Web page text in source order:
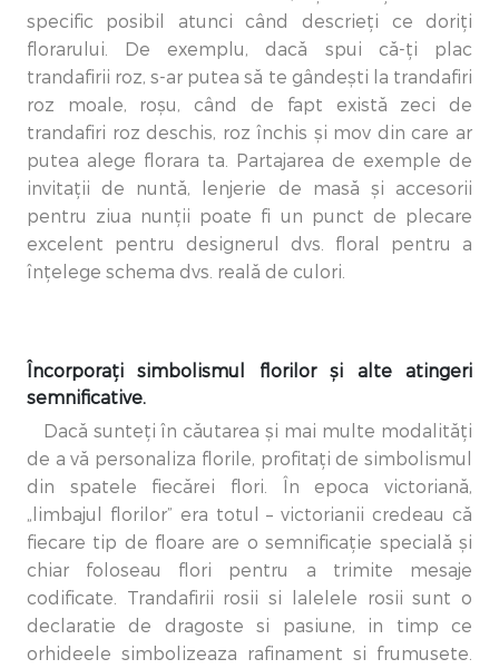
specific posibil atunci când descrieți ce doriți
florarului. De exemplu, dacă spui că-ți plac
trandafirii roz, s-ar putea să te gândești la trandafiri
roz moale, roșu, când de fapt există zeci de
trandafiri roz deschis, roz închis și mov din care ar
putea alege florara ta. Partajarea de exemple de
invitații de nuntă, lenjerie de masă și accesorii
pentru ziua nunții poate fi un punct de plecare
excelent pentru designerul dvs. floral pentru a
înțelege schema dvs. reală de culori.
Încorporați simbolismul florilor și alte atingeri
semnificative.
Dacă sunteți în căutarea și mai multe modalități
de a vă personaliza florile, profitați de simbolismul
din spatele fiecărei flori. În epoca victoriană,
„limbajul florilor” era totul – victorianii credeau că
fiecare tip de floare are o semnificație specială și
chiar foloseau flori pentru a trimite mesaje
codificate. Trandafirii rosii si lalelele rosii sunt o
declaratie de dragoste si pasiune, in timp ce
orhideele simbolizeaza rafinament si frumusete.